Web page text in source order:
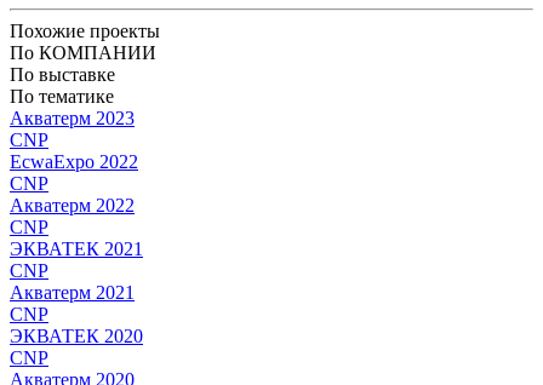
Похожие проекты
По КОМПАНИИ
По выставке
По тематике
Акватерм 2023
CNP
EcwaExpo 2022
CNP
Акватерм 2022
CNP
ЭКВАТЕК 2021
CNP
Акватерм 2021
CNP
ЭКВАТЕК 2020
CNP
Акватерм 2020